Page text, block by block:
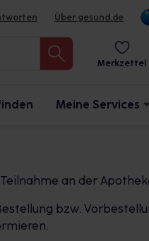
Über gesund.de
Merkzettel
Meine Services
an der
bzw.